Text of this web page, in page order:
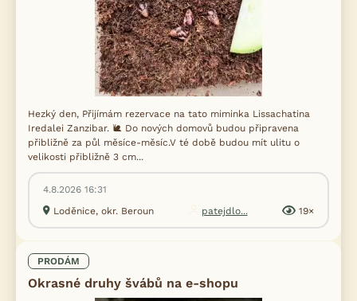
Hezký den, Přijímám rezervace na tato miminka Lissachatina
Iredalei Zanzibar. 🐌 Do nových domovů budou připravena
přibližně za půl měsíce-měsíc.V té době budou mít ulitu o
velikosti přibližně 3 cm...
4.8.2026 16:31
Loděnice, okr. Beroun
patejdlo... 19×
PRODÁM
Okrasné druhy švábů na e-shopu